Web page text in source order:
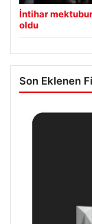
İntihar
oldu
Son Eklenen